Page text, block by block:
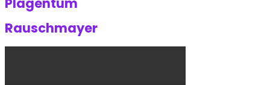
Rauschmayer